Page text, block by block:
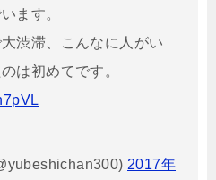
ます。
渋滞、こんなに人がい
は初めてです。
2017年